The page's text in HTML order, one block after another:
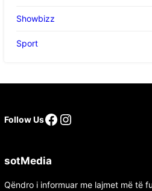
Showbizz
Sport
Follow UsFacebook
Instagram
sotMedia
Qëndro i informuar me lajmet më të